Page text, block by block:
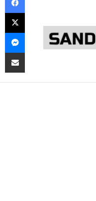
Saturday, 8
X
Messenger
Pošalji preko E-Maila